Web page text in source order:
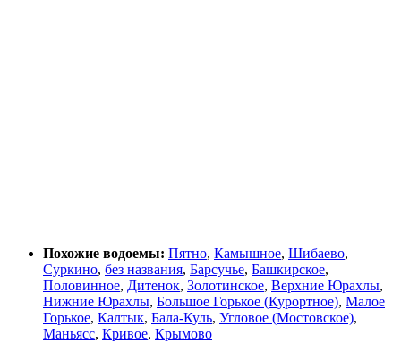
Похожие водоемы: Пятно, Камышное, Шибаево,
Суркино, без названия, Барсучье, Башкирское,
Половинное, Дитенок, Золотинское, Верхние Юрахлы,
Нижние Юрахлы, Большое Горькое (Курортное), Малое
Горькое, Калтык, Бала-Куль, Угловое (Мостовское),
Маньясс, Кривое, Крымово